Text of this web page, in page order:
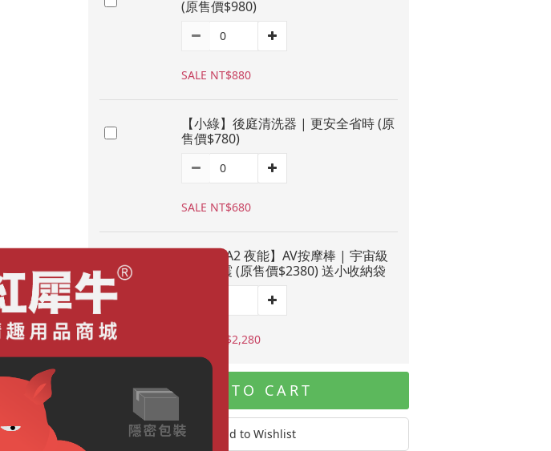
(原售價$980)
SALE NT$880
【小綠】後庭清洗器 | 更安全省時 (原
售價$780)
SALE NT$680
【NITE A2 夜能】AV按摩棒 | 宇宙級
別超強震 (原售價$2380) 送小收納袋
SALE NT$2,280
ADD TO CART
Add to Wishlist